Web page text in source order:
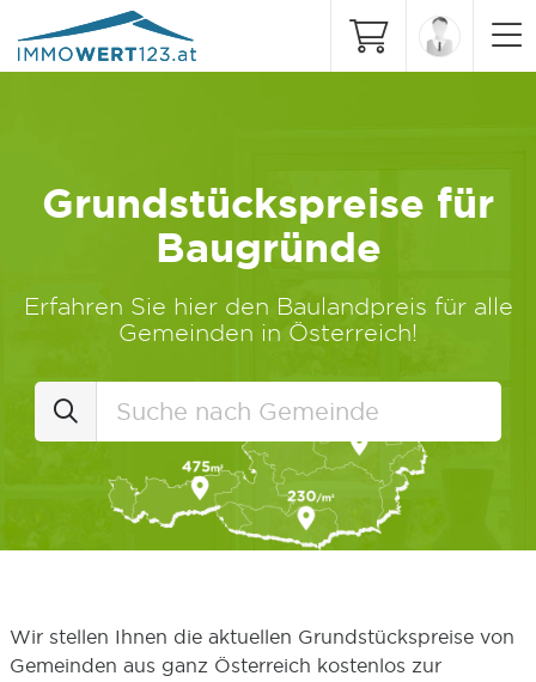
Grundstückspreise für
Baugründe
Erfahren Sie hier den Baulandpreis für alle
Gemeinden in Österreich!
Wir stellen Ihnen die aktuellen Grundstückspreise von
Gemeinden aus ganz Österreich kostenlos zur